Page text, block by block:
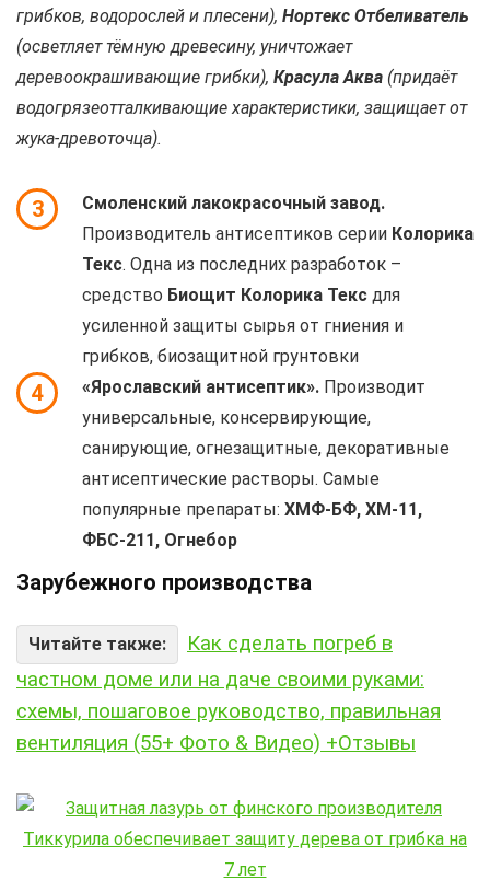
грибков, водорослей и плесени), Нортекс Отбеливатель
(осветляет тёмную древесину, уничтожает
деревоокрашивающие грибки), Красула Аква (придаёт
водогрязеотталкивающие характеристики, защищает от
жука-древоточца).
3
Смоленский лакокрасочный завод.
Производитель антисептиков серии Колорика
Текс. Одна из последних разработок –
средство Биощит Колорика Текс для
усиленной защиты сырья от гниения и
грибков, биозащитной грунтовки
4 «Ярославский антисептик». Производит
универсальные, консервирующие,
санирующие, огнезащитные, декоративные
антисептические растворы. Самые
популярные препараты: ХМФ-БФ, ХМ-11,
ФБС-211, Огнебор
Зарубежного производства
Читайте также:
Как сделать погреб в
частном доме или на даче своими руками:
схемы, пошаговое руководство, правильная
вентиляция (55+ Фото & Видео) +Отзывы